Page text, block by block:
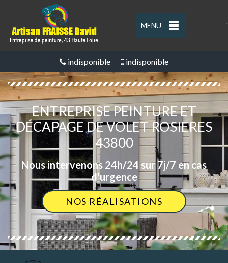
MENU '
indisponible indisponible
ENTREPRISE PEINTURE ET
DÉCAPAGE DE VOLET ROSIERES
43800
Nous intervenons 24h/24 sur 7j/7 en cas
d'urgence
NOS RÉALISATIONS